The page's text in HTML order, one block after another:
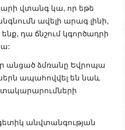
վտանգ կա, որ եթե
ավելի արագ լինի,
դա ճնշում կգործադրի
անցած ձմռանը Եվրոպա
ապահովվել են նաև
անվտանգության